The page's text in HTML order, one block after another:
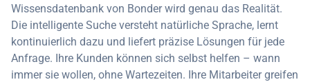
Wissensdatenbank von Bonder wird genau das Realität.
Die intelligente Suche versteht natürliche Sprache, lernt
kontinuierlich dazu und liefert präzise Lösungen für jede
Anfrage. Ihre Kunden können sich selbst helfen – wann
immer sie wollen, ohne Wartezeiten. Ihre Mitarbeiter greifen